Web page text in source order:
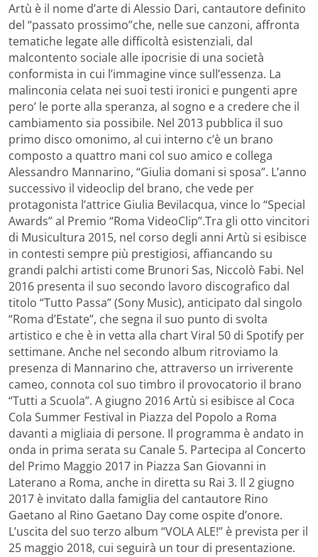
Artù è il nome d’arte di Alessio Dari, cantautore definito
del “passato prossimo”che, nelle sue canzoni, affronta
tematiche legate alle difficoltà esistenziali, dal
malcontento sociale alle ipocrisie di una società
conformista in cui l’immagine vince sull’essenza. La
malinconia celata nei suoi testi ironici e pungenti apre
pero’ le porte alla speranza, al sogno e a credere che il
cambiamento sia possibile. Nel 2013 pubblica il suo
primo disco omonimo, al cui interno c’è un brano
composto a quattro mani col suo amico e collega
Alessandro Mannarino, “Giulia domani si sposa”. L’anno
successivo il videoclip del brano, che vede per
protagonista l’attrice Giulia Bevilacqua, vince lo “Special
Awards” al Premio “Roma VideoClip”.Tra gli otto vincitori
di Musicultura 2015, nel corso degli anni Artù si esibisce
in contesti sempre più prestigiosi, affiancando su
grandi palchi artisti come Brunori Sas, Niccolò Fabi. Nel
2016 presenta il suo secondo lavoro discografico dal
titolo “Tutto Passa” (Sony Music), anticipato dal singolo
“Roma d’Estate”, che segna il suo punto di svolta
artistico e che è in vetta alla chart Viral 50 di Spotify per
settimane. Anche nel secondo album ritroviamo la
presenza di Mannarino che, attraverso un irriverente
cameo, connota col suo timbro il provocatorio il brano
“Tutti a Scuola”. A giugno 2016 Artù si esibisce al Coca
Cola Summer Festival in Piazza del Popolo a Roma
davanti a migliaia di persone. Il programma è andato in
onda in prima serata su Canale 5. Partecipa al Concerto
del Primo Maggio 2017 in Piazza San Giovanni in
Laterano a Roma, anche in diretta su Rai 3. Il 2 giugno
2017 è invitato dalla famiglia del cantautore Rino
Gaetano al Rino Gaetano Day come ospite d’onore.
L’uscita del suo terzo album “VOLA ALE!” è prevista per il
25 maggio 2018, cui seguirà un tour di presentazione.